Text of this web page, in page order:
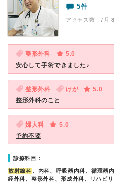
5件
アクセス数 7月:
整形外科
5.0
安心して手術できました♪
整形外科 けが
5.0
整形外科のこと
婦人科
5.0
予約不要
診療科目：
放射線科 、内科、呼吸器内科、循環器
経外科、整形外科、形成外科、リハビ